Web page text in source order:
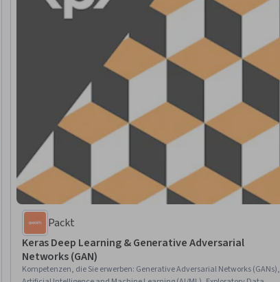
Packt
Keras Deep Learning & Generative Adversarial
Networks (GAN)
Kompetenzen, die Sie erwerben: Generative Adversarial Networks (GANs),